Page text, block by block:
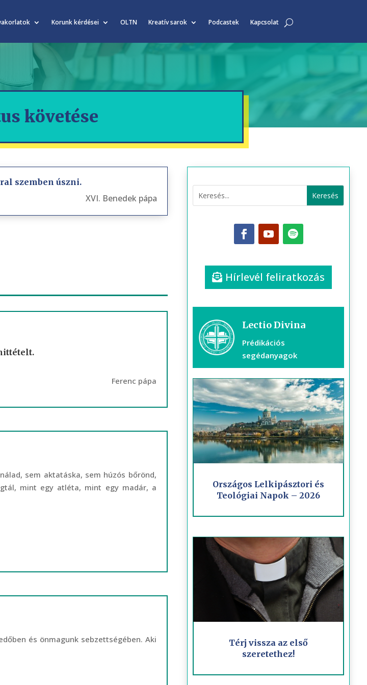
Korunk kérdései OLTN Kreatív sarok Podcastek Kapcsolat
követése
szemben úszni.
XVI. Benedek pápa
Ferenc pápa
sem aktatáska, sem húzós bőrönd,
mint egy atléta, mint egy madár, a
és önmagunk sebzettségében. Aki
Hírlevél feliratkozás
Lectio Divina
Prédikációs
segédanyagok
Országos Lelkipásztori és
Teológiai Napok – 2026
Térj vissza az első
szeretethez!